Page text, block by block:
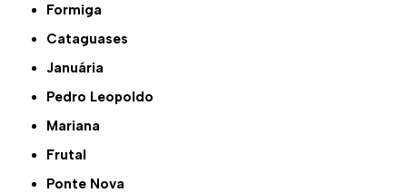
Formiga
Cataguases
Januária
Pedro Leopoldo
Mariana
Frutal
Ponte Nova